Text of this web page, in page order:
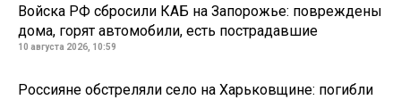
Войска РФ сбросили КАБ на Запорожье: повреждены
дома, горят автомобили, есть пострадавшие
10 августа 2026, 10:59
Россияне обстреляли село на Харьковщине: погибли